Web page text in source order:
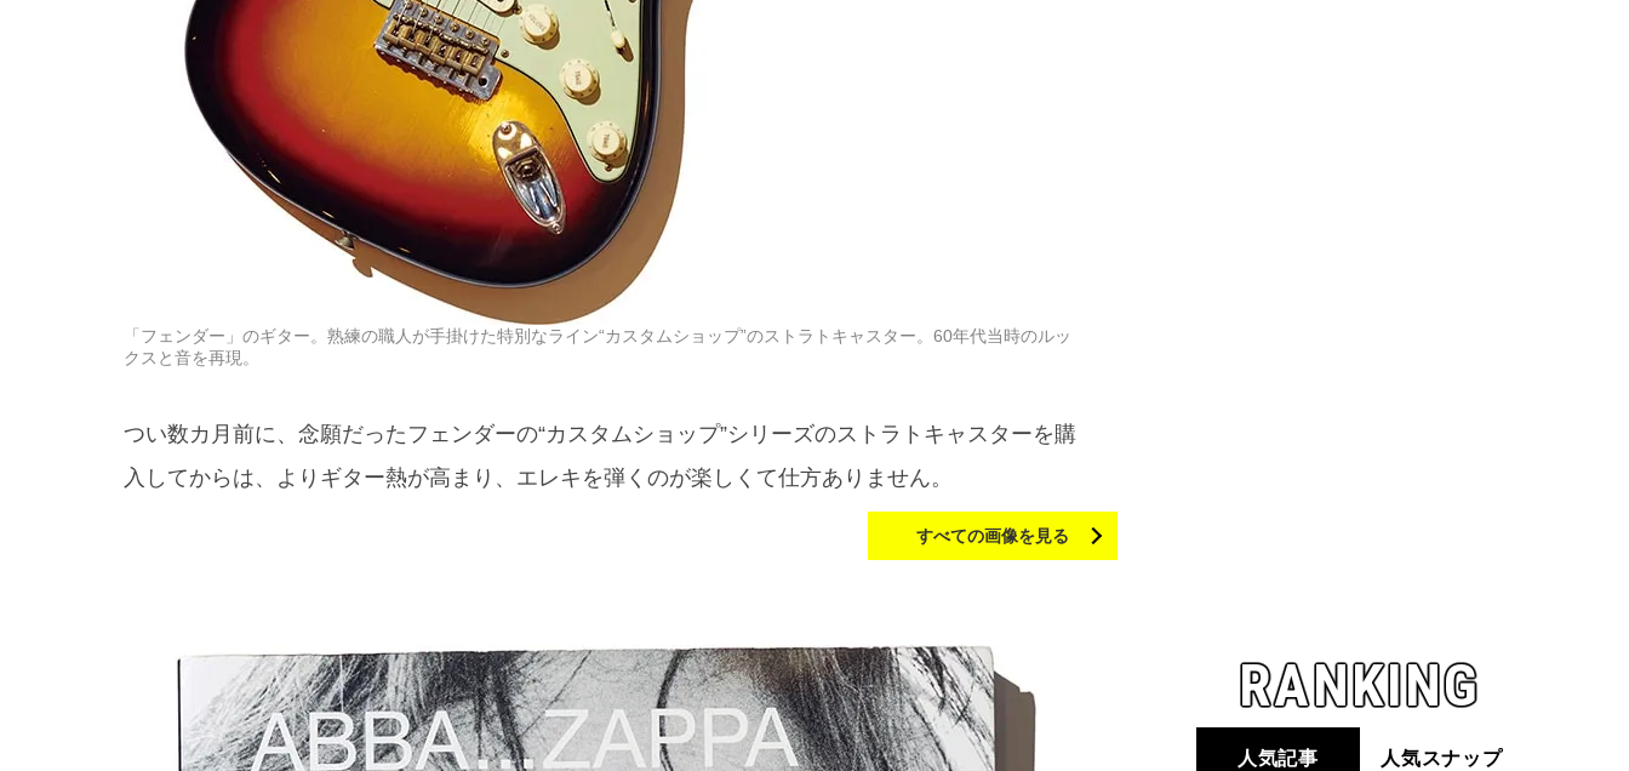
「フェンダー」のギター。熟練の職人が手掛けた特別なライン“カスタムショップ”のストラトキャスター。60年代当時のルッ
クスと音を再現。
つい数カ月前に、念願だったフェンダーの“カスタムショップ”シリーズのストラトキャスターを購
入してからは、よりギター熱が高まり、エレキを弾くのが楽しくて仕方ありません。
すべての画像を見る
RANKING
人気記事 人気スナップ